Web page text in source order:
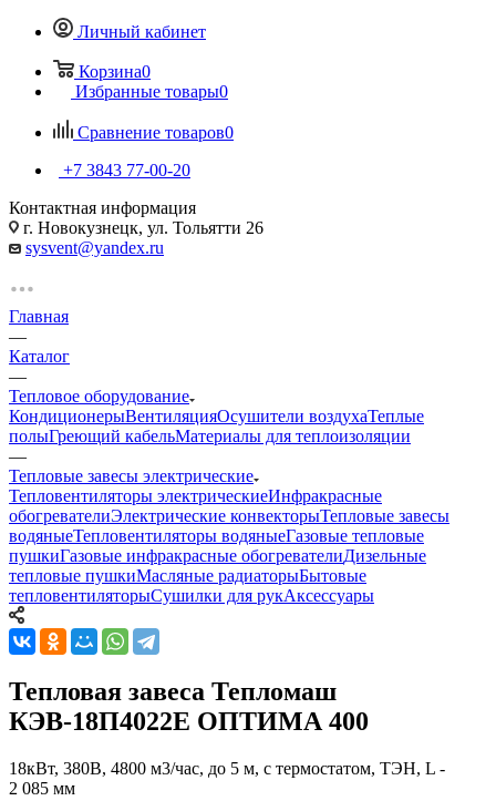
Личный кабинет
Корзина0
Избранные товары0
Сравнение товаров0
+7 3843 77-00-20
Контактная информация
г. Новокузнецк, ул. Тольятти 26
sysvent@yandex.ru
Главная
—
Каталог
—
Тепловое оборудование
КондиционерыВентиляцияОсушители воздухаТеплые
полыГреющий кабельМатериалы для теплоизоляции
—
Тепловые завесы электрические
Тепловентиляторы электрическиеИнфракрасные
обогревателиЭлектрические конвекторыТепловые завесы
водяныеТепловентиляторы водяныеГазовые тепловые
пушкиГазовые инфракрасные обогревателиДизельные
тепловые пушкиМасляные радиаторыБытовые
тепловентиляторыСушилки для рукАксессуары
Тепловая завеса Тепломаш
КЭВ-18П4022E ОПТИМА 400
18кВт, 380В, 4800 м3/час, до 5 м, с термостатом, ТЭН, L -
2 085 мм